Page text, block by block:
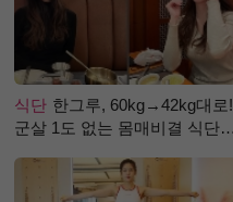
식단 한그루, 60kg→42kg대로!
군살 1도 없는 몸매비결 식단